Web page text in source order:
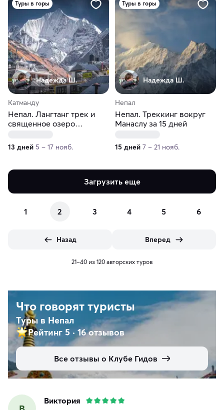
Туры в горы
Надежда Ш.
Катманду
Непал. Лангтанг трек и
священное озеро
13 дней 5 – 17 нояб.
Туры в горы
Надежда Ш.
Непал
Непал. Треккинг вокруг
Манаслу за 15 дней
15 дней 7 – 21 нояб.
Загрузить еще
1 2 3 4 5 6
Назад Вперед
21–40 из 120 авторских туров
Что говорят туристы
Туры в Непал
Рейтинг 5 ·16 отзывов
Все отзывы о Клубе Гидов
Виктория